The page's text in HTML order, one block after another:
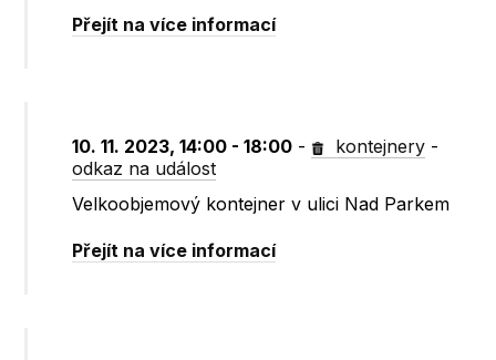
Přejít na více informací
10. 11. 2023, 14:00 - 18:00 - kontejnery -
odkaz na událost
Velkoobjemový kontejner v ulici Nad Parkem
Přejít na více informací